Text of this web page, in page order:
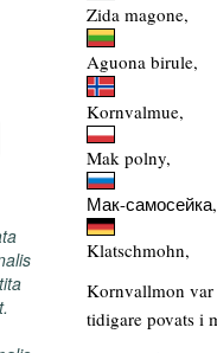
Zida magone,
Aguona birule,
Kornvalmue,
Mak polny,
Мак-самосейка,
Klatschmohn,
Kornvallmon var
tidigare povats i